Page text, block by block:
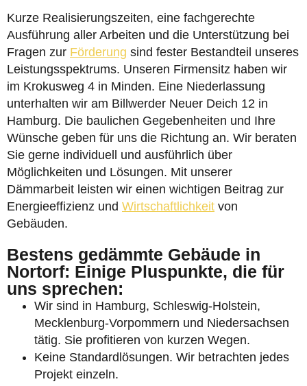
Kurze Realisierungszeiten, eine fachgerechte
Ausführung aller Arbeiten und die Unterstützung bei
Fragen zur Förderung sind fester Bestandteil unseres
Leistungsspektrums. Unseren Firmensitz haben wir
im Krokusweg 4 in Minden. Eine Niederlassung
unterhalten wir am Billwerder Neuer Deich 12 in
Hamburg. Die baulichen Gegebenheiten und Ihre
Wünsche geben für uns die Richtung an. Wir beraten
Sie gerne individuell und ausführlich über
Möglichkeiten und Lösungen. Mit unserer
Dämmarbeit leisten wir einen wichtigen Beitrag zur
Energieeffizienz und Wirtschaftlichkeit von
Gebäuden.
Bestens gedämmte Gebäude in
Nortorf: Einige Pluspunkte, die für
uns sprechen:
Wir sind in Hamburg, Schleswig-Holstein,
Mecklenburg-Vorpommern und Niedersachsen
tätig. Sie profitieren von kurzen Wegen.
Keine Standardlösungen. Wir betrachten jedes
Projekt einzeln.